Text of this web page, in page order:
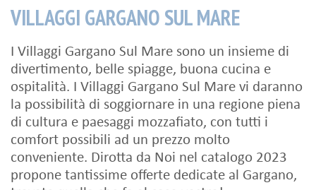
VILLAGGI GARGANO SUL MARE
I Villaggi Gargano Sul Mare sono un insieme di
divertimento, belle spiagge, buona cucina e
ospitalità. I Villaggi Gargano Sul Mare vi daranno
la possibilità di soggiornare in una regione piena
di cultura e paesaggi mozzafiato, con tutti i
comfort possibili ad un prezzo molto
conveniente. Dirotta da Noi nel catalogo 2023
propone tantissime offerte dedicate al Gargano,